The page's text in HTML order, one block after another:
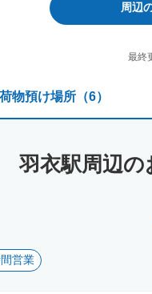
周辺
最終
荷物預け場所（6）
羽衣駅周辺
営業